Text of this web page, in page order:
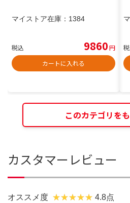
マイストア在庫： 1384
税込 9860円
カートに入れる
このカテゴリを
カスタマーレビュー
オススメ度 4.8点